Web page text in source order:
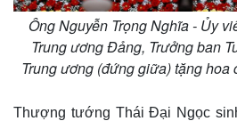
Ông Nguyễn Trọng Nghĩa - Ủy
Trung ương Đảng, Trưởng ban
Trung ương (đứng giữa) tặng
Thượng tướng Thái Đại Ngọc